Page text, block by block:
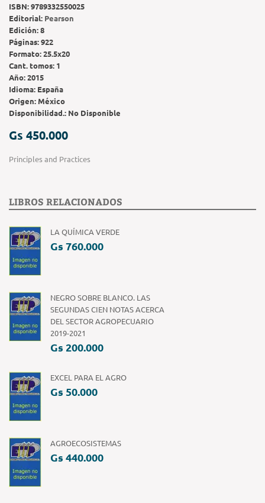
ISBN:9789332550025
Editorial: Pearson
Edición:8
Páginas:922
Formato:25.5x20
Cant. tomos: 1
Año:2015
Idioma: España
Origen:México
Disponibilidad.: No Disponible
Gs 450.000
Principles and Practices
LIBROS RELACIONADOS
LA QUÍMICA VERDE
Gs 760.000
NEGRO SOBRE BLANCO. LAS
SEGUNDAS CIEN NOTAS ACERCA
DEL SECTOR AGROPECUARIO
2019-2021
Gs 200.000
EXCEL PARA EL AGRO
Gs 50.000
AGROECOSISTEMAS
Gs 440.000